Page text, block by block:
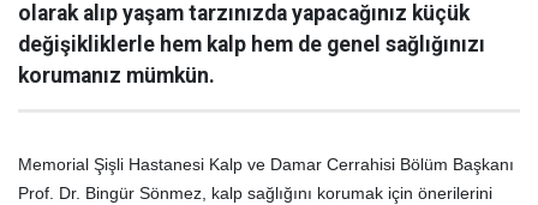
olarak alıp yaşam tarzınızda yapacağınız küçük
değişikliklerle hem kalp hem de genel sağlığınızı
korumanız mümkün.
Memorial Şişli Hastanesi Kalp ve Damar Cerrahisi Bölüm Başkanı
Prof. Dr. Bingür Sönmez, kalp sağlığını korumak için önerilerini